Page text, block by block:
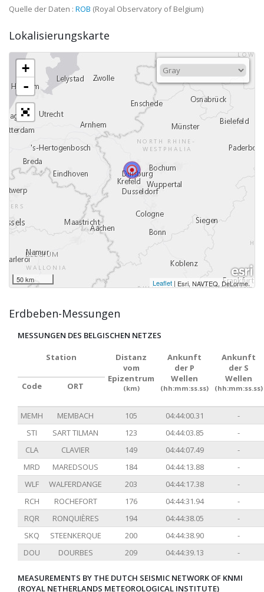
Quelle der Daten : ROB (Royal Observatory of Belgium)
Lokalisierungskarte
+
-
50 km Leaflet | Esri, NAVTEQ, DeLorme,
Erdbeben-Messungen
MESSUNGEN DES BELGISCHEN NETZES
Station
Distanz
vom
Epizentrum
(km)
Ankunft
der P
Wellen
(hh:mm:ss.ss)
Ankunft
der S
Wellen
(hh:mm:ss.ss)
Code ORT
MEMH MEMBACH 105 04:44:00.31
-
STI
SART TILMAN 123 04:44:03.85
-
CLA
CLAVIER 149 04:44:07.49
-
MRD
MAREDSOUS 184 04:44:13.88
-
WLF
WALFERDANGE 203 04:44:17.38
-
RCH
ROCHEFORT 176 04:44:31.94
-
RQR
RONQUIÈRES 194 04:44:38.05
-
SKQ
STEENKERQUE 200 04:44:38.90
-
DOU
DOURBES 209 04:44:39.13 -
MEASUREMENTS BY THE DUTCH SEISMIC NETWORK OF KNMI
(ROYAL NETHERLANDS METEOROLOGICAL INSTITUTE)